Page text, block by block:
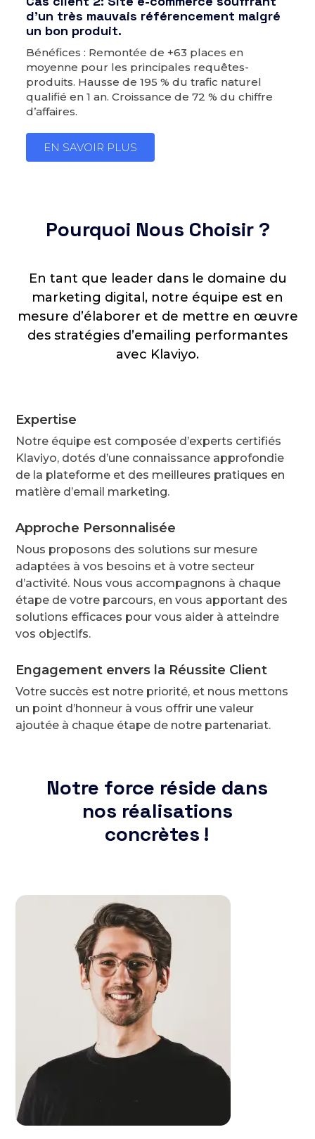
d’un très mauvais référencement malgré
un bon produit.
Bénéfices : Remontée de +63 places en
moyenne pour les principales requêtes-
produits. Hausse de 195 % du trafic naturel
qualifié en 1 an. Croissance de 72 % du chiffre
d’affaires.
EN SAVOIR PLUS
Pourquoi Nous Choisir ?
En tant que leader dans le domaine du
marketing digital, notre équipe est en
mesure d’élaborer et de mettre en œuvre
des stratégies d’emailing performantes
avec Klaviyo.
Expertise
Notre équipe est composée d’experts certifiés
Klaviyo, dotés d’une connaissance approfondie
de la plateforme et des meilleures pratiques en
matière d’email marketing.
Approche Personnalisée
Nous proposons des solutions sur mesure
adaptées à vos besoins et à votre secteur
d’activité. Nous vous accompagnons à chaque
étape de votre parcours, en vous apportant des
solutions efficaces pour vous aider à atteindre
vos objectifs.
Engagement envers la Réussite Client
Votre succès est notre priorité, et nous mettons
un point d’honneur à vous offrir une valeur
ajoutée à chaque étape de notre partenariat.
Notre force réside dans
nos réalisations
concrètes !